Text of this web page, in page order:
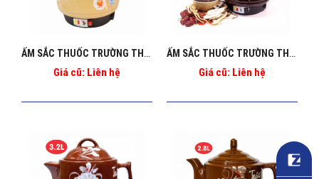
ẤM SẮC THUỐC TRƯỜNG THỌ BA_2086 GOLD
Giá cũ: Liên hệ
ẤM SẮC THUỐC TRƯỜNG THỌ BA_2086
Giá cũ: Liên hệ